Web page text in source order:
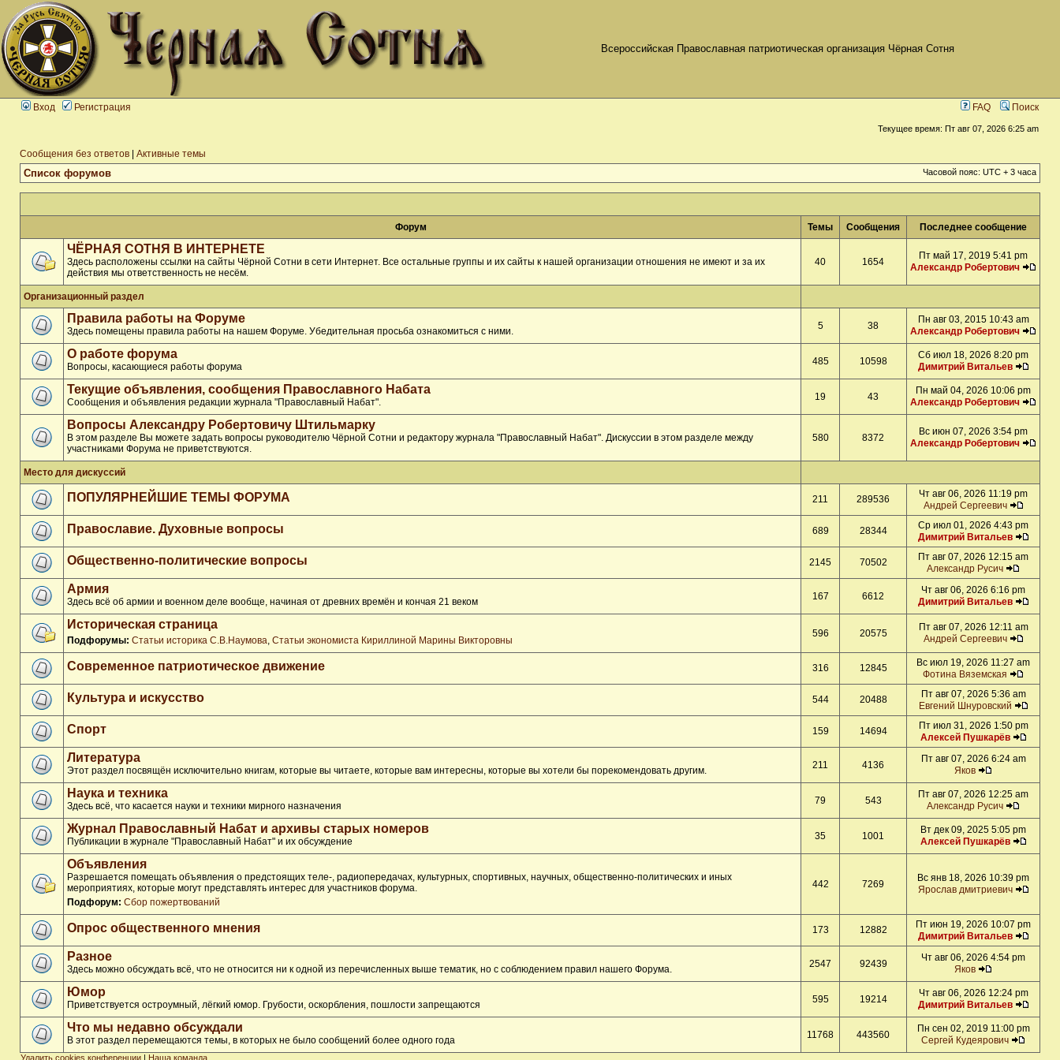
Всероссийская Православная патриотическая организация Чёрная Сотня
Вход Регистрация FAQ Поиск
Текущее время: Пт авг 07, 2026 6:25 am
Сообщения без ответов Активные темы
Список форумов Часовой пояс: UTC + 3 часа
Форум Темы Сообщения Последнее сообщение
ЧЁРНАЯ СОТНЯ В ИНТЕРНЕТЕ
Здесь расположены ссылки на сайты Чёрной Сотни в сети Интернет. Все остальные группы и их сайты к нашей организации отношения не имеют и за их
действия мы ответственность не несём.
40 1654
Пт май 17, 2019 5:41 pm
Александр Робертович
Организационный раздел
Правила работы на Форуме
Здесь помещены правила работы на нашем Форуме. Убедительная просьба ознакомиться с ними. 5 38
Пн авг 03, 2015 10:43 am
Александр Робертович
О работе форума
Вопросы, касающиеся работы форума 485 10598
Сб июл 18, 2026 8:20 pm
Димитрий Витальев
Текущие объявления, сообщения Православного Набата
Сообщения и объявления редакции журнала "Православный Набат". 19 43
Пн май 04, 2026 10:06 pm
Александр Робертович
Вопросы Александру Робертовичу Штильмарку
В этом разделе Вы можете задать вопросы руководителю Чёрной Сотни и редактору журнала "Православный Набат". Дискуссии в этом разделе между
участниками Форума не приветствуются.
580 8372
Вс июн 07, 2026 3:54 pm
Александр Робертович
Место для дискуссий
ПОПУЛЯРНЕЙШИЕ ТЕМЫ ФОРУМА 211 289536
Чт авг 06, 2026 11:19 pm
Андрей Сергеевич
Православие. Духовные вопросы 689 28344
Ср июл 01, 2026 4:43 pm
Димитрий Витальев
Общественно-политические вопросы 2145 70502
Пт авг 07, 2026 12:15 am
Александр Русич
Армия
Здесь всё об армии и военном деле вообще, начиная от древних времён и кончая 21 веком 167 6612
Чт авг 06, 2026 6:16 pm
Димитрий Витальев
Историческая страница
Подфорумы: Статьи историка С.В.Наумова, Статьи экономиста Кириллиной Марины Викторовны
596 20575
Пт авг 07, 2026 12:11 am
Андрей Сергеевич
Современное патриотическое движение 316 12845
Вс июл 19, 2026 11:27 am
Фотина Вяземская
Культура и искусство 544 20488
Пт авг 07, 2026 5:36 am
Евгений Шнуровский
Спорт 159 14694
Пт июл 31, 2026 1:50 pm
Алексей Пушкарёв
Литература
Этот раздел посвящён исключительно книгам, которые вы читаете, которые вам интересны, которые вы хотели бы порекомендовать другим. 211 4136
Пт авг 07, 2026 6:24 am
Яков
Наука и техника
Здесь всё, что касается науки и техники мирного назначения 79 543
Пт авг 07, 2026 12:25 am
Александр Русич
Журнал Православный Набат и архивы старых номеров
Публикации в журнале "Православный Набат" и их обсуждение 35 1001
Вт дек 09, 2025 5:05 pm
Алексей Пушкарёв
Объявления
Разрешается помещать объявления о предстоящих теле-, радиопередачах, культурных, спортивных, научных, общественно-политических и иных
мероприятиях, которые могут представлять интерес для участников форума.
Подфорум: Сбор пожертвований
442 7269
Вс янв 18, 2026 10:39 pm
Ярослав дмитриевич
Опрос общественного мнения 173 12882
Пт июн 19, 2026 10:07 pm
Димитрий Витальев
Разное
Здесь можно обсуждать всё, что не относится ни к одной из перечисленных выше тематик, но с соблюдением правил нашего Форума. 2547 92439
Чт авг 06, 2026 4:54 pm
Яков
Юмор
Приветствуется остроумный, лёгкий юмор. Грубости, оскорбления, пошлости запрещаются 595 19214
Чт авг 06, 2026 12:24 pm
Димитрий Витальев
Что мы недавно обсуждали
В этот раздел перемещаются темы, в которых не было сообщений более одного года 11768 443560
Пн сен 02, 2019 11:00 pm
Сергей Кудеярович
Удалить cookies конференции | Наша команда